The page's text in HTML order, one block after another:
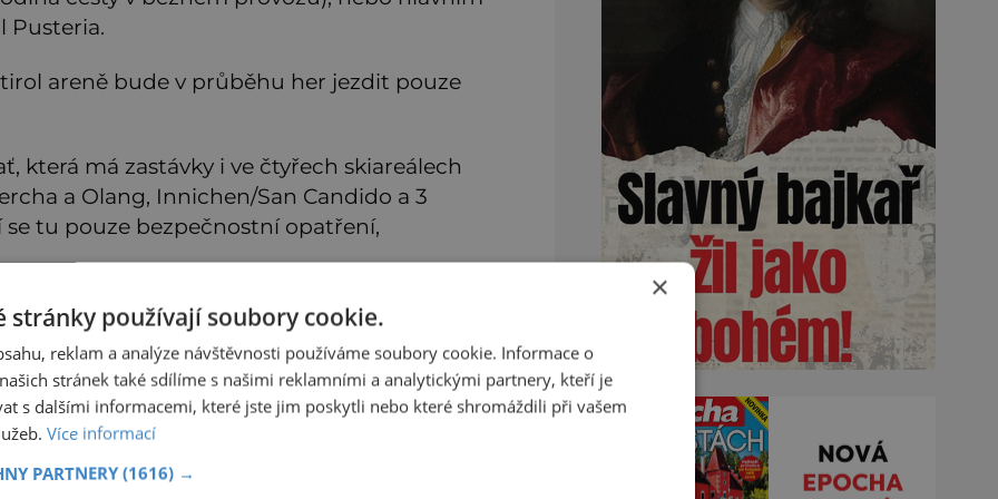
Pusteria.
areně bude v průběhu her jezdit pouze
která má zastávky i ve čtyřech skiareálech
a Olang, Innichen/San Candido a 3
tu pouze bezpečnostní opatření,
projevuje přímo v menší Anterselvě nebo
straně Kronplatzu.
na letecké přehlídce v Goussainville: Kde
počkej, až nás uvidíš letět, tos ještě neviděl,“ zahlásí
pilot Michail Kozlov směrem k anglo-francouzského
×
stránky používají soubory cookie.
reklam a analýze návštěvnosti používáme soubory cookie. Informace o
stránek také sdílíme s našimi reklamními a analytickými partnery, kteří je
s dalšími informacemi, které jste jim poskytli nebo které shromáždili při vašem
Více informací
PARTNERY (1616) →